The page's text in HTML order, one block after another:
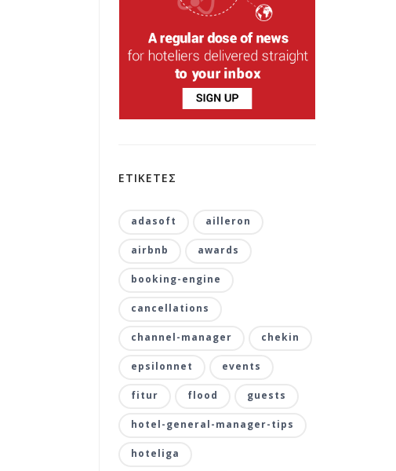
ΕΤΙΚΕΤΕΣ
adasoft ailleron
airbnb awards
booking-engine
cancellations
channel-manager chekin
epsilonnet events
fitur flood guests
hotel-general-manager-tips
hoteliga